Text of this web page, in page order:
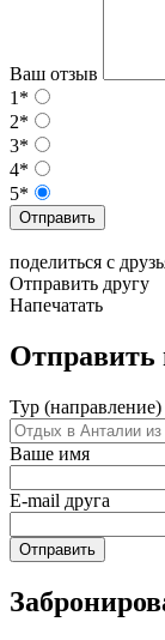
Ваш отзыв
1*
2*
3*
4*
5*
Отправить
поделиться с
Отправить другу
Напечатать
Отправить
Тур (направление)
Ваше имя
E-mail друга
Отправить